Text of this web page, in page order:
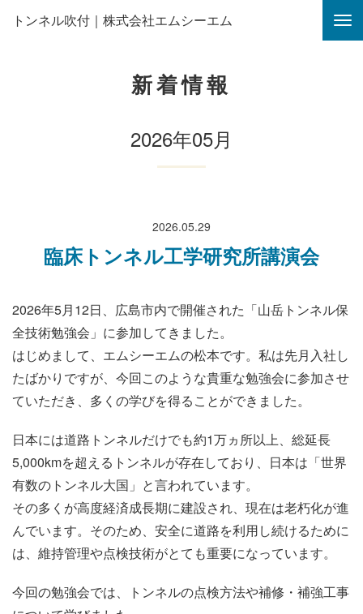
トンネル吹付｜株式会社エムシーエム
新着情報
2026年05月
2026.05.29
臨床トンネル工学研究所講演会
2026年5月12日、広島市内で開催された「山岳トンネル保
全技術勉強会」に参加してきました。
はじめまして、エムシーエムの松本です。私は先月入社し
たばかりですが、今回このような貴重な勉強会に参加させ
ていただき、多くの学びを得ることができました。
日本には道路トンネルだけでも約1万ヵ所以上、総延長
5,000kmを超えるトンネルが存在しており、日本は「世界
有数のトンネル大国」と言われています。
その多くが高度経済成長期に建設され、現在は老朽化が進
んでいます。そのため、安全に道路を利用し続けるために
は、維持管理や点検技術がとても重要になっています。
今回の勉強会では、トンネルの点検方法や補修・補強工事